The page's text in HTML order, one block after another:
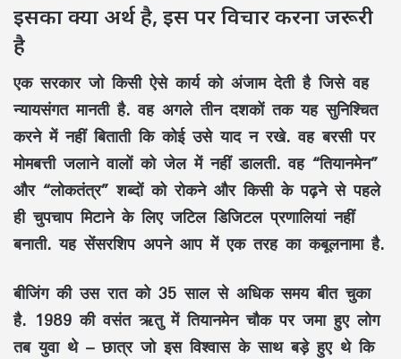
इसका क्या अर्थ है, इस पर विचार करना जरूरी
है
एक सरकार जो किसी ऐसे कार्य को अंजाम देती है जिसे वह
न्यायसंगत मानती है. वह अगले तीन दशकों तक यह सुनिश्चित
करने में नहीं बिताती कि कोई उसे याद न रखे. वह बरसी पर
मोमबत्ती जलाने वालों को जेल में नहीं डालती. वह “तियानमेन”
और “लोकतंत्र” शब्दों को रोकने और किसी के पढ़ने से पहले
ही चुपचाप मिटाने के लिए जटिल डिजिटल प्रणालियां नहीं
बनाती. यह सेंसरशिप अपने आप में एक तरह का कबूलनामा है.
बीजिंग की उस रात को 35 साल से अधिक समय बीत चुका
है. 1989 की वसंत ऋतु में तियानमेन चौक पर जमा हुए लोग
तब युवा थे – छात्र जो इस विश्वास के साथ बड़े हुए थे कि